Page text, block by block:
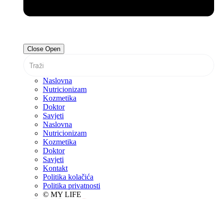
Close Open
Naslovna
Nutricionizam
Kozmetika
Doktor
Savjeti
Naslovna
Nutricionizam
Kozmetika
Doktor
Savjeti
Kontakt
Politika kolačića
Politika privatnosti
© MY LIFE